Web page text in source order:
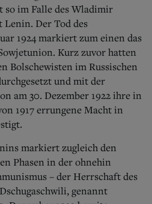
Start
wir sind
Ausgabe
Login
werden
Prämien
Archiv
Kontakt
im Falle des Wladimir
Der Tod des
1924 markiert zum einen das
Kurz zuvor hatten
Bolschewisten im Russischen
und mit der
am 30. Dezember 1922 ihre in
1917 errungene Macht in
markiert zugleich den
Phasen in der ohnehin
– der Herrschaft des
genannt